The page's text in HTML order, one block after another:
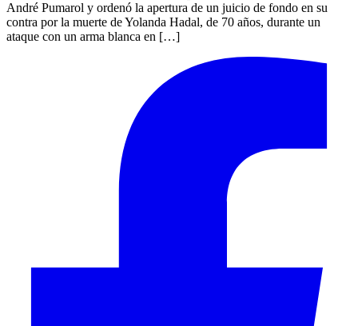
André Pumarol y ordenó la apertura de un juicio de fondo en su
contra por la muerte de Yolanda Hadal, de 70 años, durante un
ataque con un arma blanca en […]